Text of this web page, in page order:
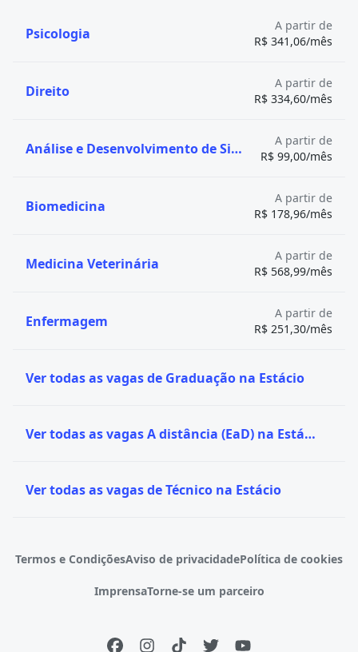
Psicologia
A partir de
R$ 341,06/mês
Direito
A partir de
R$ 334,60/mês
Análise e Desenvolvimento de Sistemas
A partir de
R$ 99,00/mês
Biomedicina
A partir de
R$ 178,96/mês
Medicina Veterinária
A partir de
R$ 568,99/mês
Enfermagem
A partir de
R$ 251,30/mês
Ver todas as vagas de Graduação na Estácio
Ver todas as vagas A distância (EaD) na Estácio
Ver todas as vagas de Técnico na Estácio
Termos e CondiçõesAviso de privacidadePolítica de cookies
ImprensaTorne-se um parceiro